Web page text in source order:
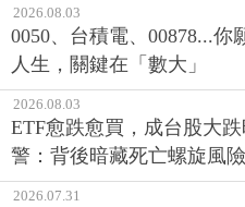
2026.08.03
0050、台積電、00878...
人生，關鍵在「數大」
2026.08.03
ETF愈跌愈買，成台股大
警：背後暗藏死亡螺旋風險
2026.07.31